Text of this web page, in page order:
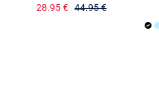
28.95 € 44.95 €